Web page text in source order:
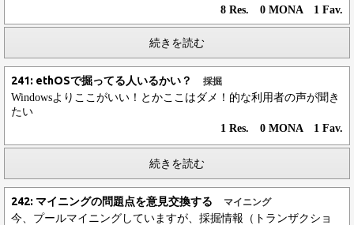
8 Res. 0 MONA 1 Fav.
続きを読む
241: ethOSで掘ってる人いるかい？ 採掘
Windowsよりここがいい！とかここはダメ！的な利用者の声が聞き
たい
1 Res. 0 MONA 1 Fav.
続きを読む
242: マイニングの問題点を意見交換する マイニング
今、プールマイニングしていますが、採掘情報（トランザクショ